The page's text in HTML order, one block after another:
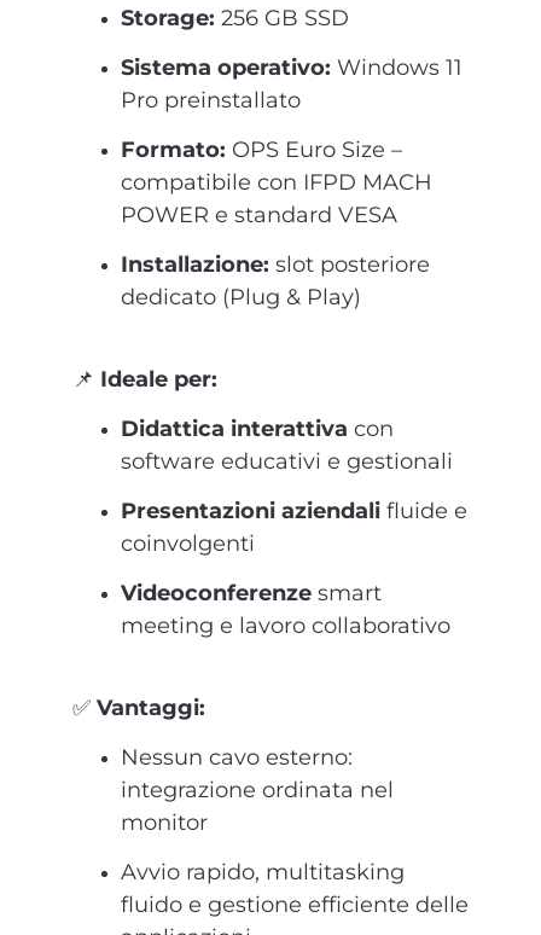
Storage: 256 GB SSD
Sistema operativo: Windows 11
Pro preinstallato
Formato: OPS Euro Size –
compatibile con IFPD MACH
POWER e standard VESA
Installazione: slot posteriore
dedicato (Plug & Play)
📌 Ideale per:
Didattica interattiva con
software educativi e gestionali
Presentazioni aziendali fluide e
coinvolgenti
Videoconferenze smart
meeting e lavoro collaborativo
✅ Vantaggi:
Nessun cavo esterno:
integrazione ordinata nel
monitor
Avvio rapido, multitasking
fluido e gestione efficiente delle